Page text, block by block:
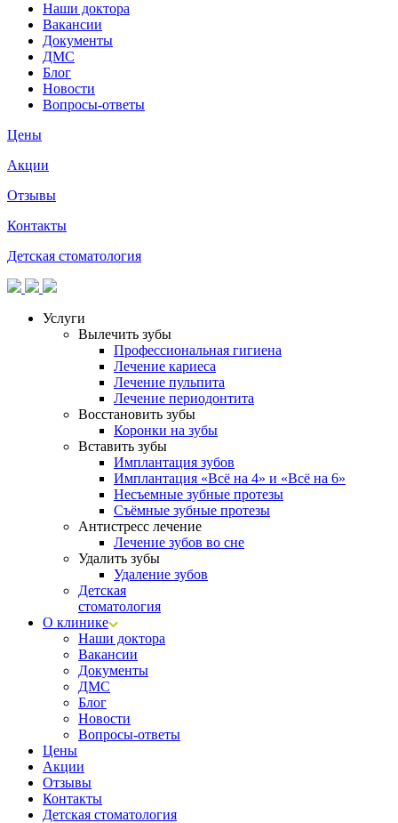
Наши доктора
Вакансии
Документы
ДМС
Блог
Новости
Вопросы-ответы
Цены
Акции
Отзывы
Контакты
Детская стоматология
Услуги
Вылечить зубы
Профессиональная гигиена
Лечение кариеса
Лечение пульпита
Лечение периодонтита
Восстановить зубы
Коронки на зубы
Вставить зубы
Имплантация зубов
Имплантация «‎Всё на 4» и «‎Всё на 6»
Несъемные зубные протезы
Съёмные зубные протезы
Антистресс лечение
Лечение зубов во сне
Удалить зубы
Удаление зубов
Детская
стоматология
О клинике
Наши доктора
Вакансии
Документы
ДМС
Блог
Новости
Вопросы-ответы
Цены
Акции
Отзывы
Контакты
Детская стоматология